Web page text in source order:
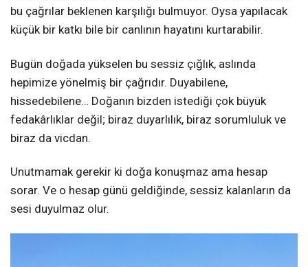
bu çağrılar beklenen karşılığı bulmuyor. Oysa yapılacak
küçük bir katkı bile bir canlının hayatını kurtarabilir.
Bugün doğada yükselen bu sessiz çığlık, aslında
hepimize yönelmiş bir çağrıdır. Duyabilene,
hissedebilene… Doğanın bizden istediği çok büyük
fedakârlıklar değil; biraz duyarlılık, biraz sorumluluk ve
biraz da vicdan.
Unutmamak gerekir ki doğa konuşmaz ama hesap
sorar. Ve o hesap günü geldiğinde, sessiz kalanların da
sesi duyulmaz olur.